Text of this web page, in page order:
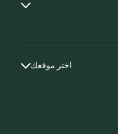
اختر موقعك